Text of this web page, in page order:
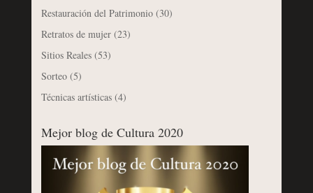
Restauración del Patrimonio(30)
Retratos de mujer(23)
Sitios Reales(53)
Sorteo(5)
Técnicas artísticas(4)
Mejor blog de Cultura 2020